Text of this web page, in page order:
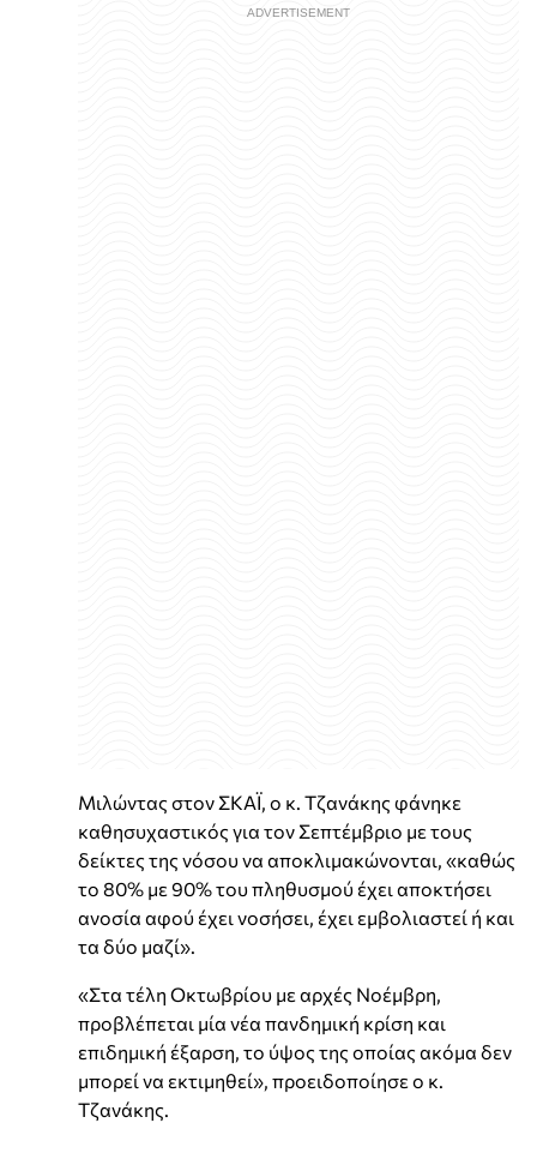
Μιλώντας στον ΣΚΑΪ, ο κ. Τζανάκης φάνηκε
καθησυχαστικός για τον Σεπτέμβριο με τους
δείκτες της νόσου να αποκλιμακώνονται, «καθώς
το 80% με 90% του πληθυσμού έχει αποκτήσει
ανοσία αφού έχει νοσήσει, έχει εμβολιαστεί ή και
τα δύο μαζί».
«Στα τέλη Οκτωβρίου με αρχές Νοέμβρη,
προβλέπεται μία νέα πανδημική κρίση και
επιδημική έξαρση, το ύψος της οποίας ακόμα δεν
μπορεί να εκτιμηθεί», προειδοποίησε ο κ.
Τζανάκης.